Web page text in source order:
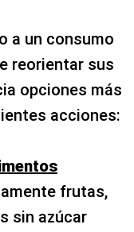
a un consumo
reorientar sus
opciones más
acciones:
frutas,
sin azúcar